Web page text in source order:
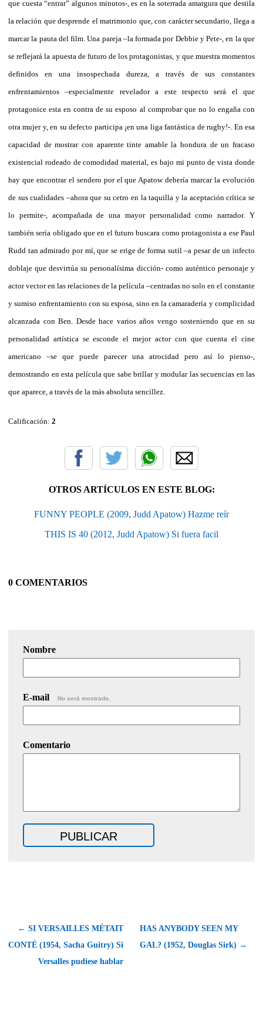
que cuesta “entrar” algunos minutos-, es en la soterrada amargura que destila
la relación que desprende el matrimonio que, con carácter secundario, llega a
marcar la pauta del film. Una pareja –la formada por Debbie y Pete-, en la que
se reflejará la apuesta de futuro de los protagonistas, y que muestra momentos
definidos en una insospechada dureza, a través de sus constantes
enfrentamientos –especialmente revelador a este respecto será el que
protagonice esta en contra de su esposo al comprobar que no lo engaña con
otra mujer y, en su defecto participa ¡en una liga fantástica de rugby!-. En esa
capacidad de mostrar con aparente tinte amable la hondura de un fracaso
existencial rodeado de comodidad material, es bajo mi punto de vista donde
hay que encontrar el sendero por el que Apatow debería marcar la evolución
de sus cualidades –ahora que su cetro en la taquilla y la aceptación crítica se
lo permite-, acompañada de una mayor personalidad como narrador. Y
también sería obligado que en el futuro buscara como protagonista a ese Paul
Rudd tan admirado por mí, que se erige de forma sutil –a pesar de un infecto
doblaje que desvirtúa su personalísima dicción- como auténtico personaje y
actor vector en las relaciones de la película –centradas no solo en el constante
y sumiso enfrentamiento con su esposa, sino en la camaradería y complicidad
alcanzada con Ben. Desde hace varios años vengo sosteniendo que en su
personalidad artística se esconde el mejor actor con que cuenta el cine
americano –se que puede parecer una atrocidad pero así lo pienso-,
demostrando en esta película que sabe brillar y modular las secuencias en las
que aparece, a través de la más absoluta sencillez.
Calificación: 2
OTROS ARTÍCULOS EN ESTE BLOG:
FUNNY PEOPLE (2009, Judd Apatow) Hazme reír
THIS IS 40 (2012, Judd Apatow) Si fuera facil
0 COMENTARIOS
Nombre
E-mail No será mostrado.
Comentario
← SI VERSAILLES MÉTAIT
CONTÉ (1954, Sacha Guitry) Si
Versalles pudiese hablar
HAS ANYBODY SEEN MY
GAL? (1952, Douglas Sirk) →